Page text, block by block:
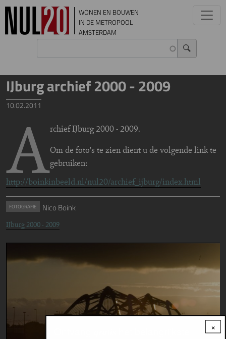
Overslaan en naar de inhoud gaan
WONEN EN BOUWEN
IN DE METROPOOL
AMSTERDAM
IJburg archief 2000 - 2009
10.02.2011
Archief IJburg 2000 - 2009.
Om de foto's te zien dient u de volgende link te
gebruiken:
http://boinkinbeeld.nl/nul20/archief_ijburg/index.html
FOTOGRAFIE Nico Boink
IJburg 2000 - 2009
×